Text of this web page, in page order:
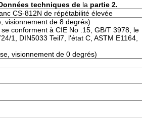
techniques dela partie 2.
CS-812N de répétabilité élevée
visionnement de 8 degrés)
conforment à CIE No .15, GB/T 3978, le
1, DIN5033 Teil7, l'état C, ASTM E1164,
visionnement de 0 degrés)